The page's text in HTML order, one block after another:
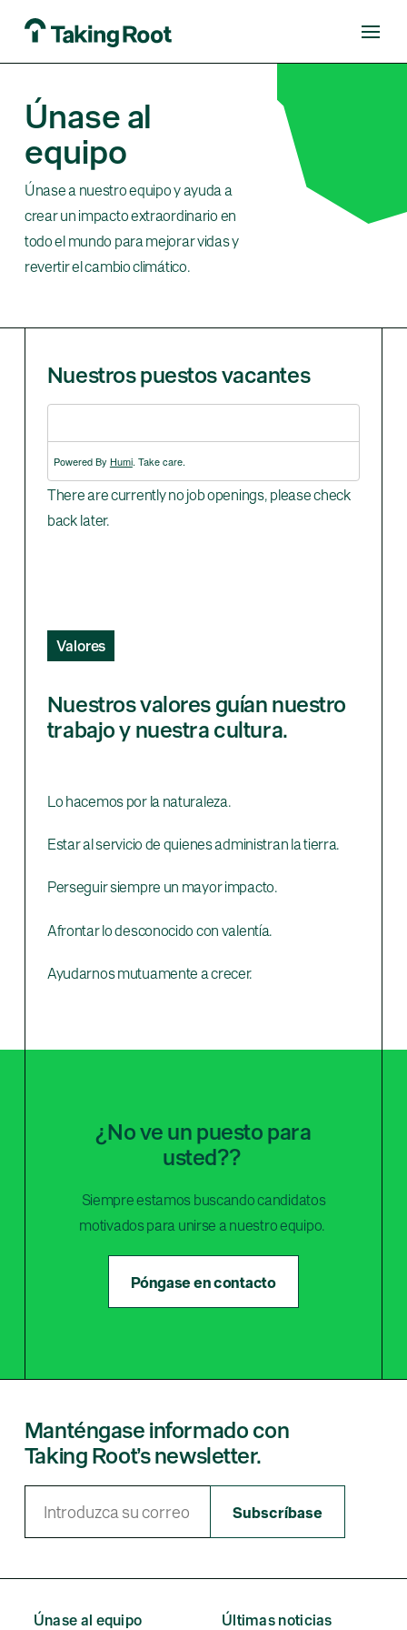
Únase al
equipo
Únasea nuestro equipo y ayuda a
crear un impacto extraordinario en
todo el mundo para mejorar vidas y
revertir el cambio climático.
Nuestros puestos vacantes
Powered By Humi. Take care.
There are currently no job openings, please check
back later.
Valores
Nuestros valores guían nuestro
trabajo y nuestra cultura.
Lo hacemos por la naturaleza.
Estar al servicio de quienes administran la tierra.
Perseguir siempre un mayor impacto.
Afrontar lo desconocido con valentía.
Ayudarnos mutuamente a crecer.
¿No ve unpuestopara
usted??
Siempre estamos buscando candidatos
motivados para unirse a nuestro equipo.
Póngase en contacto
Manténgase informado con
Taking Root’s newsletter.
Únase al equipo Últimas noticias